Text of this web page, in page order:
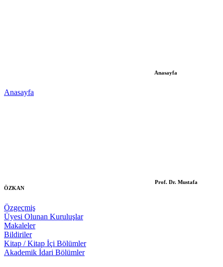
Anasayfa
Anasayfa
Prof. Dr. Mustafa
ÖZKAN
Özgeçmiş
Üyesi Olunan Kuruluşlar
Makaleler
Bildiriler
Kitap / Kitap İçi Bölümler
Akademik İdari Bölümler